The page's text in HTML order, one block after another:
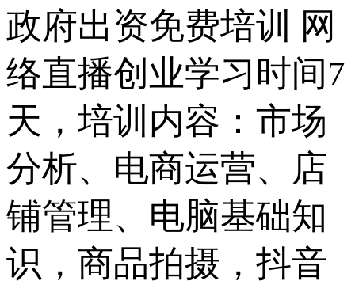
政府出资免费培训 网
络直播创业学习时间7
天，培训内容：市场
分析、电商运营、店
铺管理、电脑基础知
识，商品拍摄，抖音